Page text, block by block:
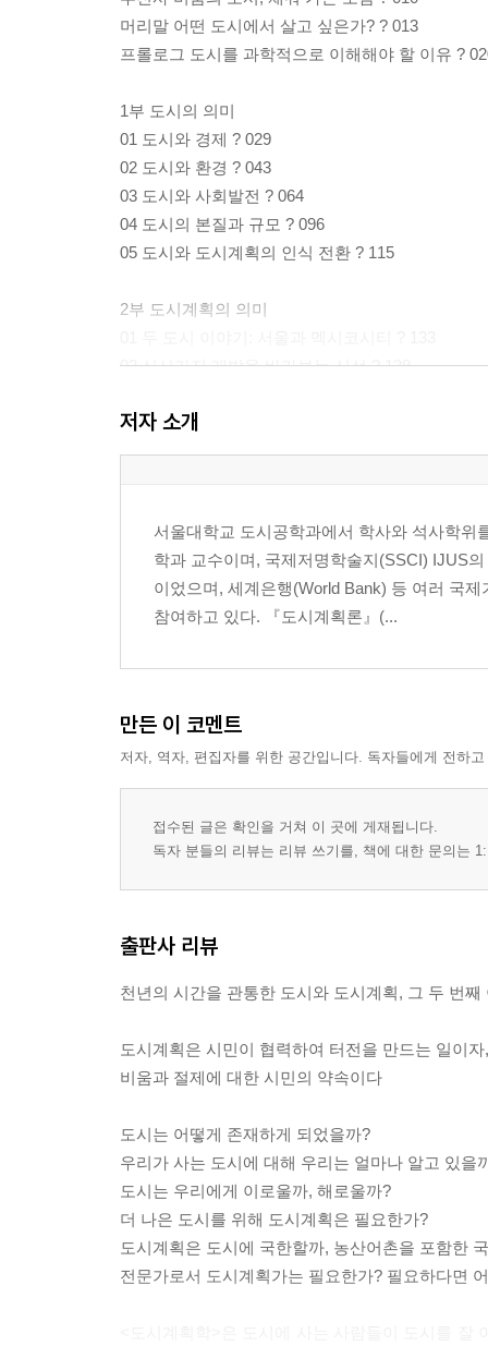
머리말 어떤 도시에서 살고 싶은가? ? 013
프롤로그 도시를 과학적으로 이해해야 할 이유 ?
1부 도시의 의미
01 도시와 경제 ? 029
02 도시와 환경 ? 043
03 도시와 사회발전 ? 064
04 도시의 본질과 규모 ? 096
05 도시와 도시계획의 인식 전환 ? 115
2부 도시계획의 의미
02 신시가지 개발을 바라보는 시선 ? 139
04 도시계획, 주거 안정을 이끌다 ? 151
05 주거 안정, 고정과 다르다 ? 158
3부 도시는 비움과 절제로 아름다워진다
01 뉴욕의 셋백과 파리의 건축물 높이 제한 ? 173
02 ‘도시가 아름답다’는 말의 진정한 의미 ? 183
03 도시계획은 약속이다 ? 187
02 ‘꽃게와 명태, 그리고 도시계획 ? 196
03 공유재, 소탐대실의 문제 ? 202
5부 도시의 물적 실체
01 도시의 공간적 수준 4단계 ? 215
04 구역(district) ? 236
05 스폿(spot) ? 240
06 도시의 공간 범위와 도시계획 ? 244
6부 도시계획 이해를 돕는 8가지 기초
02 도시계획은 지속적인 실행이다 ? 259
03 도시계획은 평가체계가 핵심이다 ? 263
04 도시계획의 목표와 영역과 대상 ? 273
05 도시계획의 2가지 종류 ? 282
06 도시계획이 어려운 이유 3가지 ? 286
07 도시계획가의 자격 ? 296
저자 소개
서울대학교 도시공학과에서 학사와 석사학
학과 교수이며, 국제저명학술지(SSCI) IJUS
이었으며, 세계은행(World Bank) 등 여러 국
참여하고 있다. 『도시계획론』(...
만든 이 코멘트
저자, 역자, 편집자를 위한 공간입니다. 독자들에게 전하
접수된 글은 확인을 거쳐 이 곳에 게재됩니다.
독자 분들의 리뷰는 리뷰 쓰기를, 책에 대한 문의는
출판사 리뷰
천년의 시간을 관통한 도시와 도시계획, 그 두 번째
도시계획은 시민이 협력하여 터전을 만드는 일이자,
비움과 절제에 대한 시민의 약속이다
도시는 어떻게 존재하게 되었을까?
우리가 사는 도시에 대해 우리는 얼마나 알고 있을
도시는 우리에게 이로울까, 해로울까?
더 나은 도시를 위해 도시계획은 필요한가?
도시계획은 도시에 국한할까, 농산어촌을 포함한
전문가로서 도시계획가는 필요한가? 필요하다면